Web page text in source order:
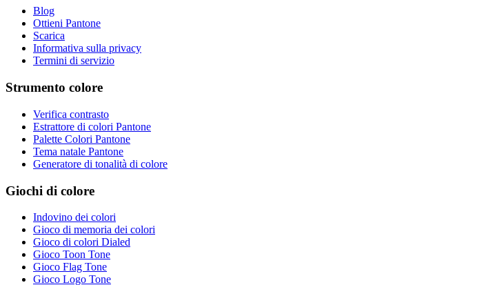
Blog
Ottieni Pantone
Scarica
Informativa sulla privacy
Termini di servizio
Strumento colore
Verifica contrasto
Estrattore di colori Pantone
Palette Colori Pantone
Tema natale Pantone
Generatore di tonalità di colore
Giochi di colore
Indovino dei colori
Gioco di memoria dei colori
Gioco di colori Dialed
Gioco Toon Tone
Gioco Flag Tone
Gioco Logo Tone